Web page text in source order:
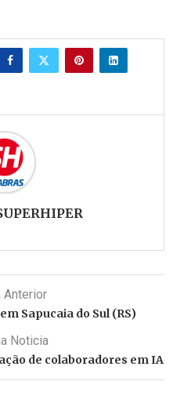
Anterior
Sapucaia do Sul (RS)
Noticia
de colaboradores em IA